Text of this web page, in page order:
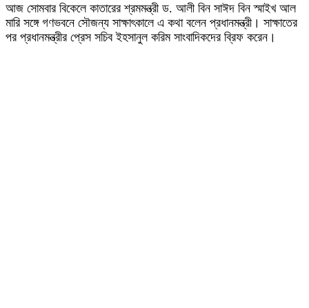
আজ সোমবার বিকেলে কাতারের শ্রমমন্ত্রী ড. আলী বিন সাঈদ বিন স্মাইখ আল
মারি সঙ্গে গণভবনে সৌজন্য সাক্ষাৎকালে এ কথা বলেন প্রধানমন্ত্রী। সাক্ষাতের
পর প্রধানমন্ত্রীর প্রেস সচিব ইহসানুল করিম সাংবাদিকদের ব্রিফ করেন।